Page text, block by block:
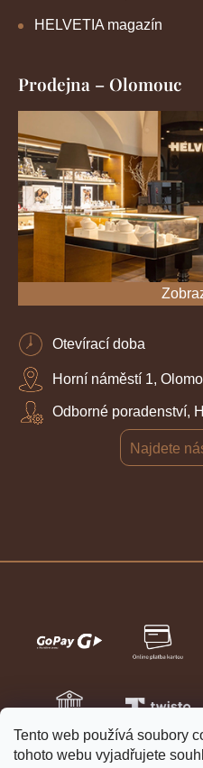
Tento web používá soubory
tohoto webu vyjadřujete
HELVETIA magazín
Prodejna – Olomouc
Otevírací doba
Horní náměstí 1,
Odborné poradenství,
Najdete